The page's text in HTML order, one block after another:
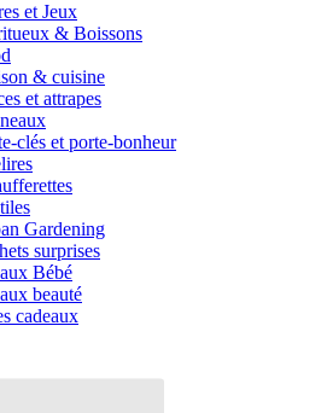
et Jeux
& Boissons
& cuisine
et attrapes
clés et porte-bonheur
Gardening
surprises
Bébé
beauté
cadeaux